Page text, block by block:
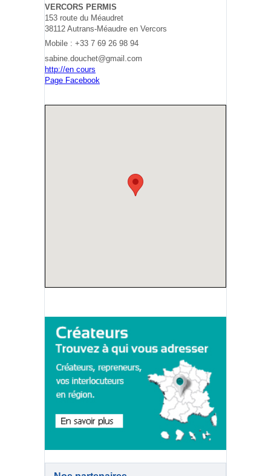
VERCORS PERMIS
153 route du Méaudret
38112 Autrans-Méaudre en Vercors
Mobile : +33 7 69 26 98 94
sabine.douchet@gmail.com
http://en cours
Page Facebook